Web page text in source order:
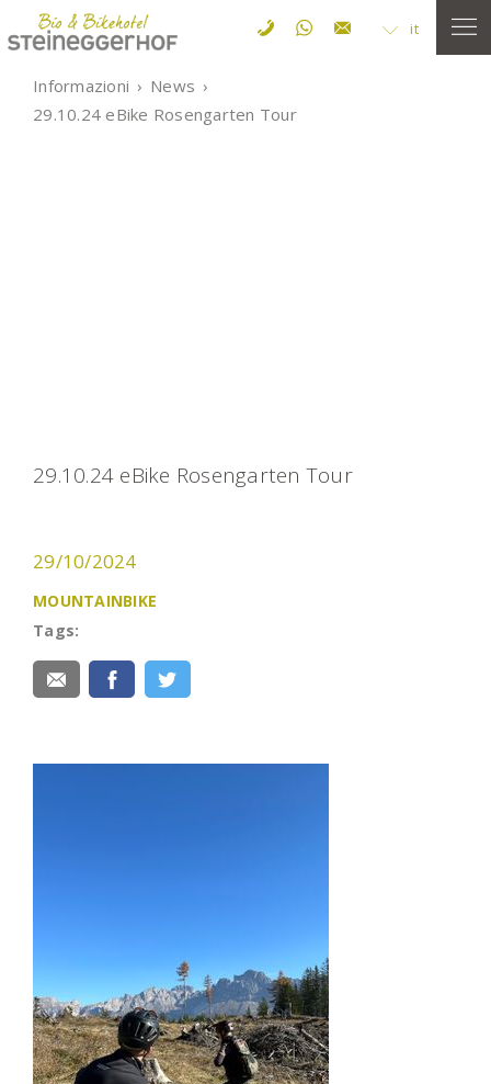
it
Informazioni
News
29.10.24 eBike Rosengarten Tour
29.10.24 eBike Rosengarten Tour
29/10/2024
MOUNTAINBIKE
Tags: